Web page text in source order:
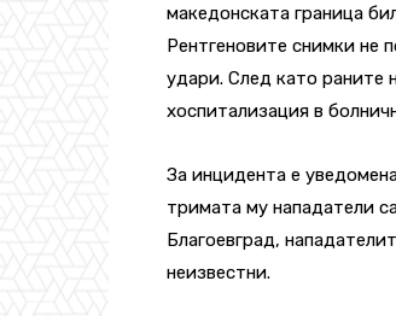
македонската граница
Рентгеновите снимки не
удари. След като раните
хоспитализация в
За инцидента е
тримата му нападатели
Благоевград,
неизвестни.